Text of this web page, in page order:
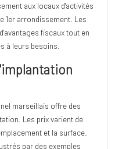
aux locaux d'activités
1er arrondissement. Les
fiscaux tout en
à leurs besoins.
marseillais offre des
Les prix varient de
et la surface.
par des exemples